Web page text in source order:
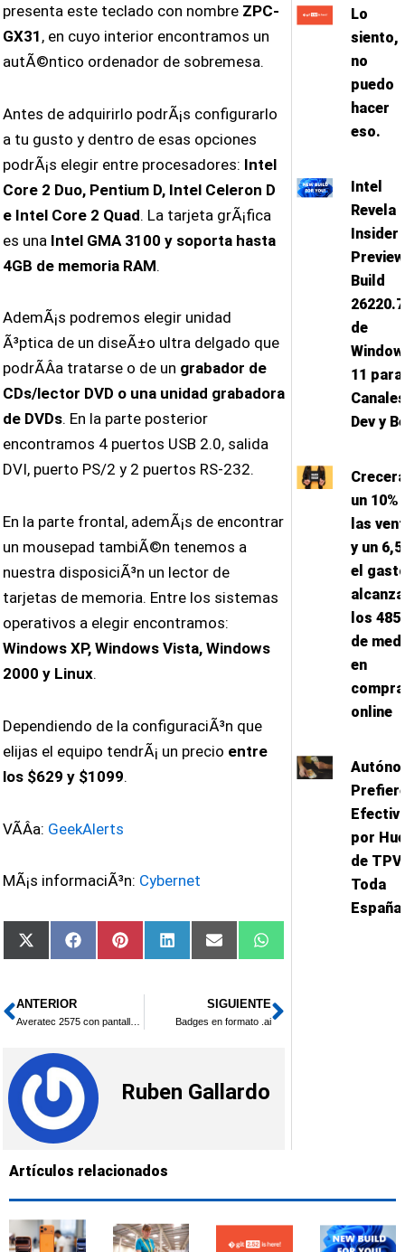
presenta este teclado con nombre ZPC-
GX31 , en cuyo interior encontramos un
autÃ©ntico ordenador de sobremesa.
Antes de adquirirlo podrÃ¡s configurarlo
a tu gusto y dentro de esas opciones
podrÃ¡s elegir entre procesadores: Intel
Core 2 Duo, Pentium D, Intel Celeron D
e Intel Core 2 Quad. La tarjeta grÃ¡fica
es una Intel GMA 3100 y soporta hasta
4GB de memoria RAM.
AdemÃ¡s podremos elegir unidad
Ã³ptica de un diseÃ±o ultra delgado que
podrÃ­Â­a tratarse o de un grabador de
CDs/lector DVD o una unidad grabadora
de DVDs. En la parte posterior
encontramos 4 puertos USB 2.0, salida
DVI, puerto PS/2 y 2 puertos RS-232.
En la parte frontal, ademÃ¡s de encontrar
un mousepad tambiÃ©n tenemos a
nuestra disposiciÃ³n un lector de
tarjetas de memoria. Entre los sistemas
operativos a elegir encontramos:
Windows XP, Windows Vista, Windows
2000 y Linux.
Dependiendo de la configuraciÃ³n que
elijas el equipo tendrÃ¡ un precio entre
los $629 y $1099.
VÃ­Â­a: GeekAlerts
MÃ¡s informaciÃ³n: Cybernet
Compartir
en
X
(Twitter)
Compartir
en
FacebookCompartir
en
PinterestCompartir
en
LinkedInCompartir
en
Email Compartir
en
WhatsApp
Ant
ANTERIOR SIGUIENTE
Badges en formato .aiSiguiente
Ruben Gallardo
Lo
siento,
no
puedo
hacer
eso.
Intel
Revela
Insider
Preview
Build
de
11 para
Dev y
un 10%
las
y un
el
los
de
en
online
por
de TPV
Toda
España
Artículos relacionados